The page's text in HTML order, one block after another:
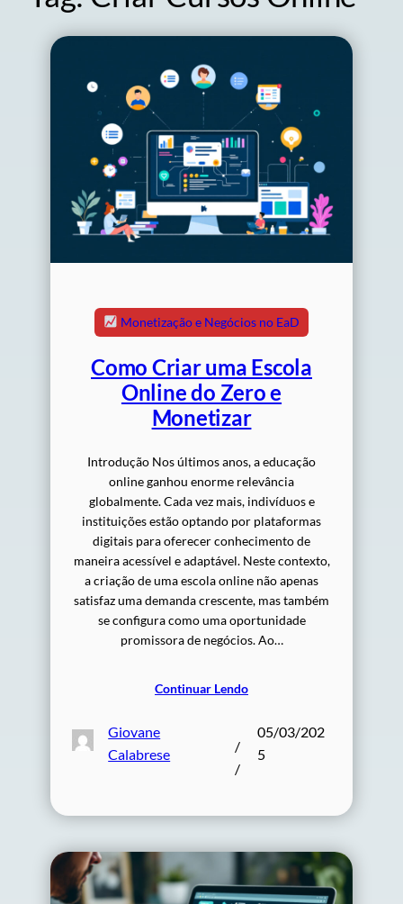
Monetização e Negócios no EaD
Como Criar uma Escola
Online do Zero e
Monetizar
Introdução Nos últimos anos, a educação
online ganhou enorme relevância
globalmente. Cada vez mais, indivíduos e
instituições estão optando por plataformas
digitais para oferecer conhecimento de
maneira acessível e adaptável. Neste contexto,
a criação de uma escola online não apenas
satisfaz uma demanda crescente, mas também
se configura como uma oportunidade
promissora de negócios. Ao…
Continuar Lendo
Giovane
Calabrese
/
/
05/03/202
5